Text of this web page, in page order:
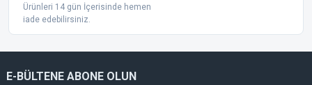
Ürünleri 14 gün İçerisinde hemen
iade edebilirsiniz.
E-BÜLTENE ABONE OLUN